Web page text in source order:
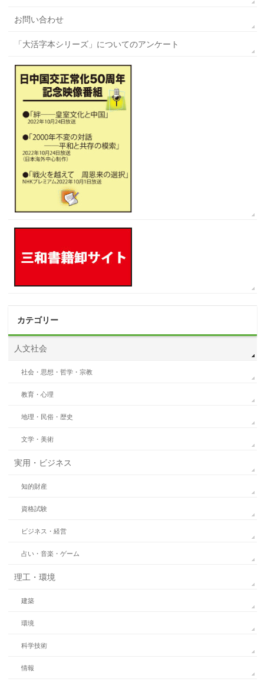
お問い合わせ
「大活字本シリーズ」についてのアンケート
カテゴリー
人文社会
社会・思想・哲学・宗教
教育・心理
地理・民俗・歴史
文学・美術
実用・ビジネス
知的財産
資格試験
ビジネス・経営
占い・音楽・ゲーム
理工・環境
建築
環境
科学技術
情報